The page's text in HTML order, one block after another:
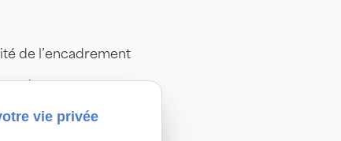
de l’encadrement
vie privée